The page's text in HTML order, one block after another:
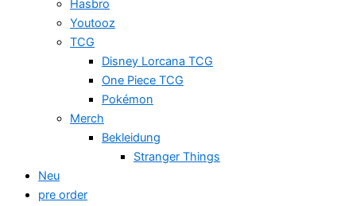
Hasbro
Youtooz
TCG
Disney Lorcana TCG
One Piece TCG
Pokémon
Merch
Bekleidung
Stranger Things
Neu
pre order